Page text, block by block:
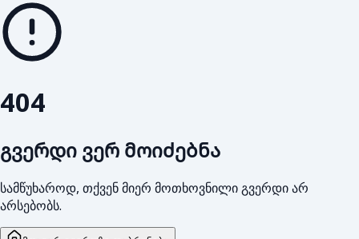
404
გვერდი ვერ მოიძებნა
სამწუხაროდ, თქვენ მიერ მოთხოვნილი გვერდი არ
არსებობს.